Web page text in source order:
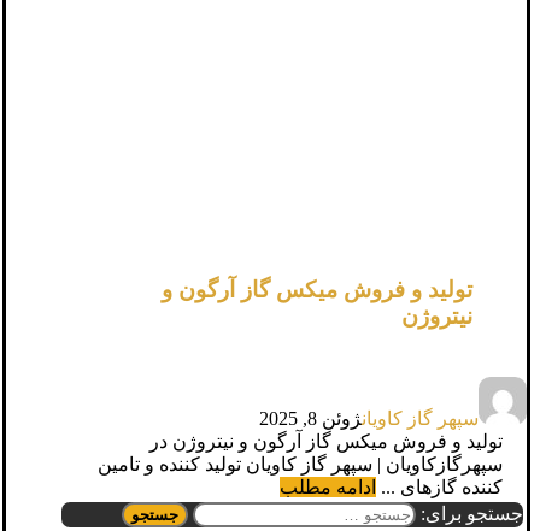
تولید و فروش میکس گاز آرگون و
نیتروژن
سپهر گاز کاویانژوئن 8, 2025
تولید و فروش میکس گاز آرگون و نیتروژن در
سپهرگازکاویان | سپهر گاز کاویان تولید کننده و تامین
کننده گازهای ... ادامه مطلب
جستجو برای: